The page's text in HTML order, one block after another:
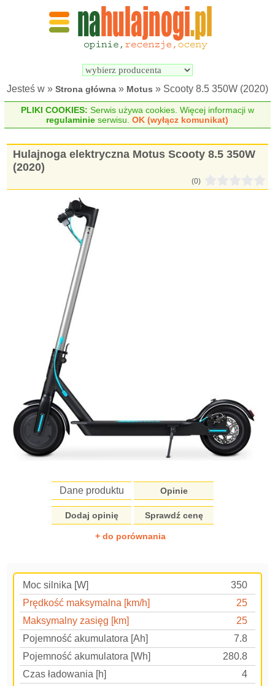
Wyszukiwarka
elektrycznych
Jesteś w » Strona główna » Motus » Scooty 8.5 350W (2020)
PLIKI COOKIES: Serwis używa cookies. Więcej informacji w
regulaminie serwisu.OK (wyłącz komunikat)
Hulajnoga elektryczna Motus Scooty 8.5 350W
(2020)
(0)
Dane produktu Opinie
Dodaj opinię Sprawdź cenę
+ do porównania
Moc silnika [W]
350
Prędkość maksymalna [km/h]
25
Maksymalny zasięg [km]
25
Pojemność akumulatora [Ah]
7.8
Pojemność akumulatora [Wh]
280.8
Czas ładowania [h]
4